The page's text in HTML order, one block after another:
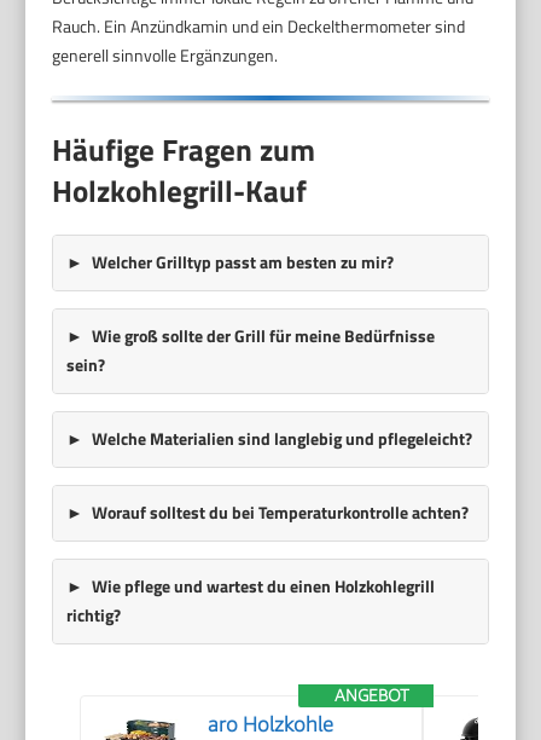
Rauch. Ein Anzündkamin und ein Deckelthermometer sind
generell sinnvolle Ergänzungen.
Häufige Fragen zum
Holzkohlegrill-Kauf
Welcher Grilltyp passt am besten zu mir?
Wie groß sollte der Grill für meine Bedürfnisse
sein?
Welche Materialien sind langlebig und pflegeleicht?
Worauf solltest du bei Temperaturkontrolle achten?
Wie pflege und wartest du einen Holzkohlegrill
richtig?
ANGEBOT
aro Holzkohle